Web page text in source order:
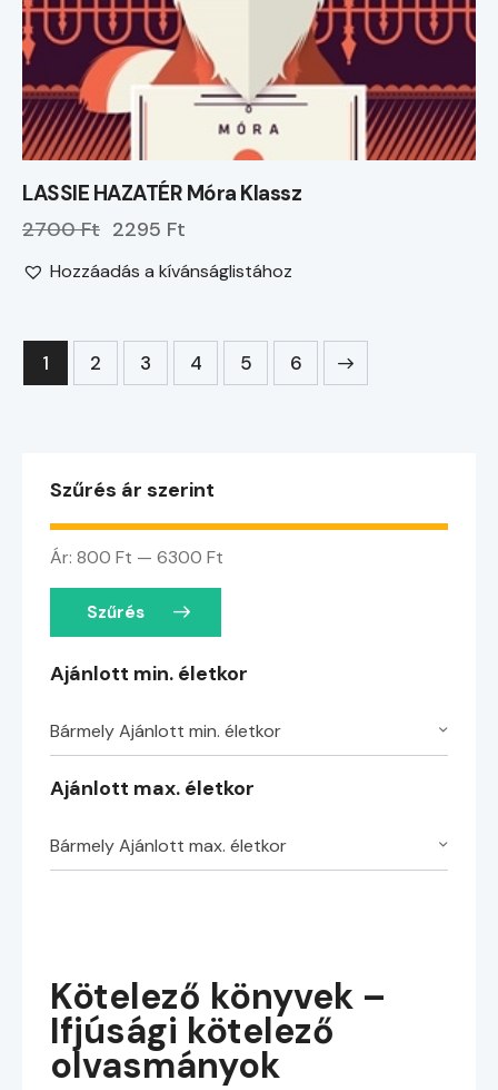
LASSIE HAZATÉR Móra Klassz
2700 Ft 2295 Ft
Hozzáadás a kívánságlistához
1 2 3 4 5 6
→
Szűrés ár szerint
Szűrés
Ár: 800 Ft — 6300 Ft
Ajánlott min. életkor
Bármely Ajánlott min. életkor
Ajánlott max. életkor
Bármely Ajánlott max. életkor
Kötelező könyvek –
Ifjúsági kötelező
olvasmányok